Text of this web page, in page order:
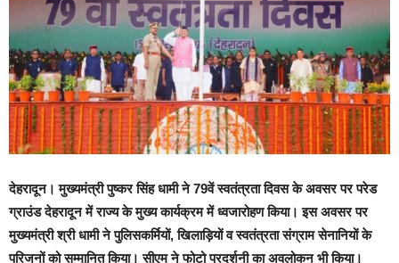
देहरादून। मुख्यमंत्री पुष्कर सिंह धामी ने 79वें स्वतंत्रता दिवस के अवसर पर परेड
ग्राउंड देहरादून में राज्य के मुख्य कार्यक्रम में ध्वजारोहण किया। इस अवसर पर
मुख्यमंत्री श्री धामी ने पुलिसकर्मियों, खिलाड़ियों व स्वतंत्रता संग्राम सेनानियों के
परिजनों को सम्मानित किया। सीएम ने फोटो प्रदर्शनी का अवलोकन भी किया।